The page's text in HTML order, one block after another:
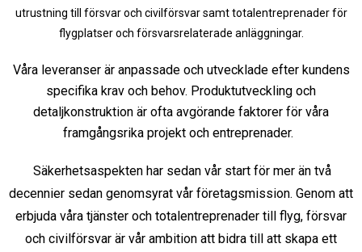
utrustning till försvar och civilförsvar samt totalentreprenader för
flygplatser och försvarsrelaterade anläggningar.
Våra leveranser är anpassade och utvecklade efter kundens
specifika krav och behov. Produktutveckling och
detaljkonstruktion är ofta avgörande faktorer för våra
framgångsrika projekt och entreprenader.
Säkerhetsaspekten har sedan vår start för mer än två
decennier sedan genomsyrat vår företagsmission. Genom att
erbjuda våra tjänster och totalentreprenader till flyg, försvar
och civilförsvar är vår ambition att bidra till att skapa ett